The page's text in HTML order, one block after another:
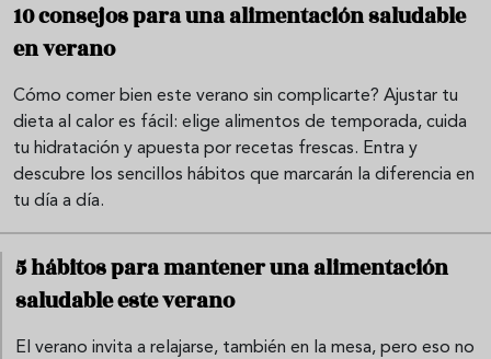
10 consejos para una alimentación saludable
en verano
Cómo comer bien este verano sin complicarte? Ajustar tu
dieta al calor es fácil: elige alimentos de temporada, cuida
tu hidratación y apuesta por recetas frescas. Entra y
descubre los sencillos hábitos que marcarán la diferencia en
tu día a día.
5 hábitos para mantener una alimentación
saludable este verano
El verano invita a relajarse, también en la mesa, pero eso no